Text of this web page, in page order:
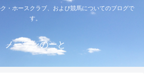
・ホースクラブ、および競馬についてのブログで
す。
ノーザンのーと